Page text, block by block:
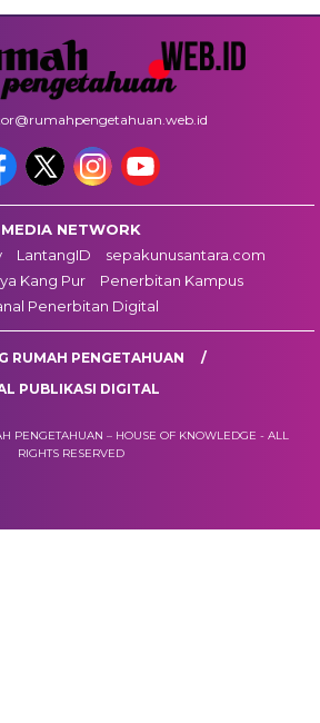
MEDIA NETWORK
LantangID
sepakunusantara.com
Kang Pur
Penerbitan Kampus
Penerbitan Digital
RUMAH PENGETAHUAN
PUBLIKASI DIGITAL
PENGETAHUAN – HOUSE OF KNOWLEDGE - ALL
RIGHTS RESERVED